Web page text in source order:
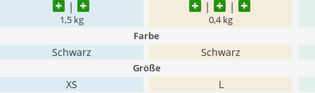
1,5 kg 0,4 kg
Farbe
Schwarz Schwarz
Größe
XS L